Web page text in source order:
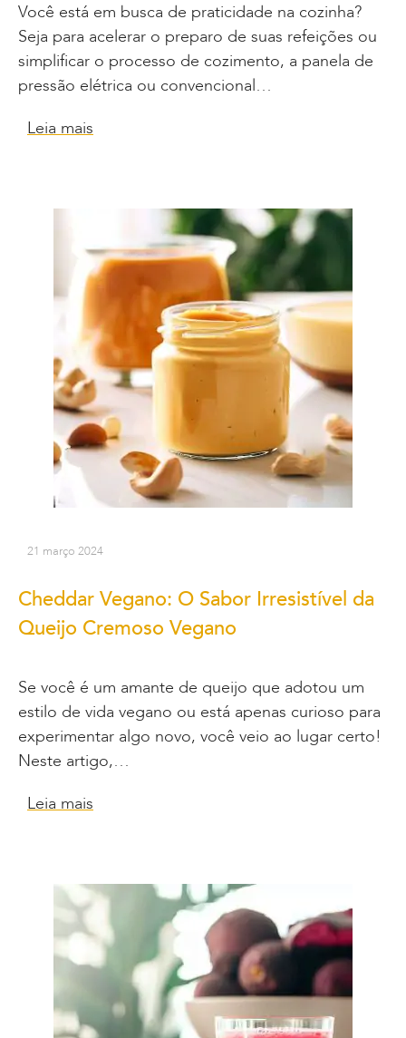
Você está em busca de praticidade na cozinha?
Seja para acelerar o preparo de suas refeições ou
simplificar o processo de cozimento, a panela de
pressão elétrica ou convencional…
Leia mais
21 março 2024
Cheddar Vegano: O Sabor Irresistível da
Queijo Cremoso Vegano
Se você é um amante de queijo que adotou um
estilo de vida vegano ou está apenas curioso para
experimentar algo novo, você veio ao lugar certo!
Neste artigo,…
Leia mais